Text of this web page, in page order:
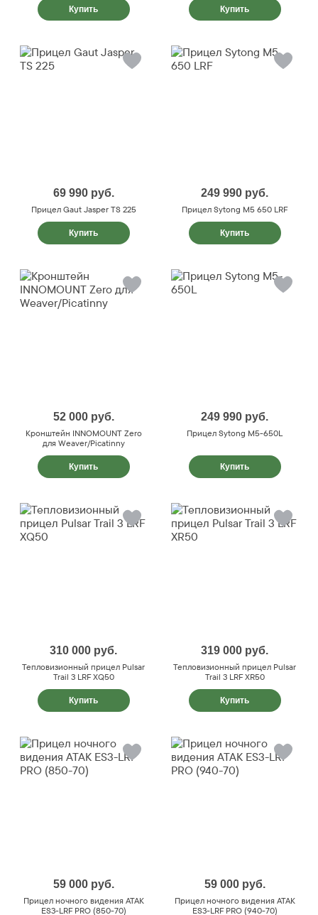
Купить Купить
69 990 руб.
Прицел Gaut Jasper TS 225
Купить
249 990 руб.
Прицел Sytong M5 650 LRF
Купить
52 000 руб.
Кронштейн INNOMOUNT Zero
для Weaver/Picatinny
Купить
249 990 руб.
Прицел Sytong M5-650L
Купить
310 000 руб.
Тепловизионный прицел Pulsar
Trail 3 LRF XQ50
Купить
319 000 руб.
Тепловизионный прицел Pulsar
Trail 3 LRF XR50
Купить
59 000 руб.
Прицел ночного видения ATAK
ES3-LRF PRO (850-70)
59 000 руб.
Прицел ночного видения ATAK
ES3-LRF PRO (940-70)